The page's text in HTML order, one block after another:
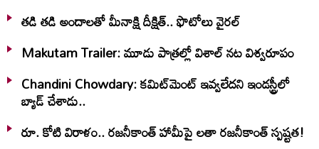
తడి తడి అందాలతో మీనాక్షి దీక్షిత్‌.. ఫొటోలు వైరల్
Makutam Trailer: మూడు పాత్రల్లో విశాల్ నట విశ్వరూపం
Chandini Chowdary: కమిట్‌మెంట్ ఇవ్వలేదని ఇండస్ట్రీలో
బ్యాడ్ చేశాడు..
రూ. కోటి విరాళం.. రజనీకాంత్ హామీపై లతా రజనీకాంత్ స్పష్టత!